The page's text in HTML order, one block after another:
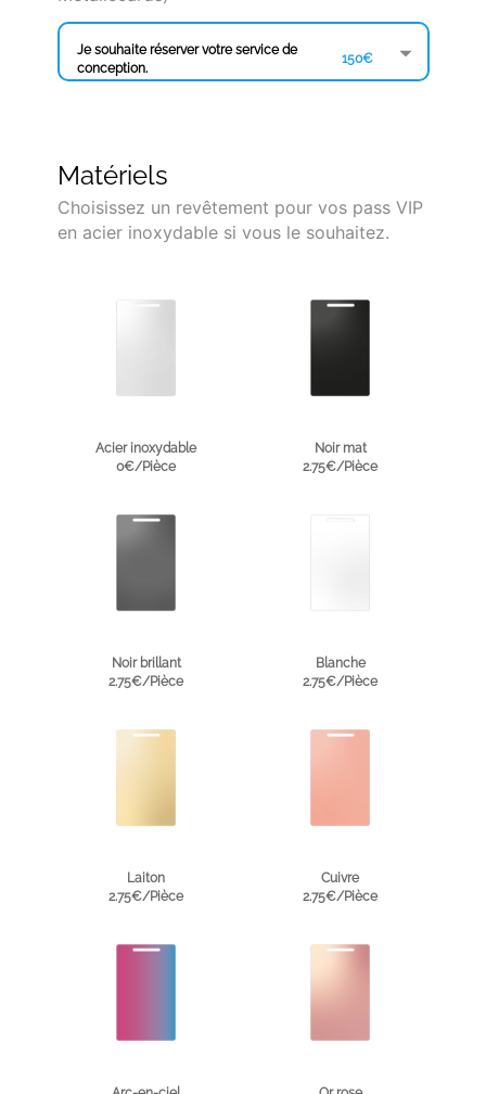
Je souhaite réserver votre service de
conception.
150€
Matériels
Choisissez un revêtement pour vos pass VIP
en acier inoxydable si vous le souhaitez.
Acier inoxydable
0€/Pièce
Noir mat
2.75€/Pièce
Noir brillant
2.75€/Pièce
Blanche
2.75€/Pièce
Laiton
2.75€/Pièce
Cuivre
2.75€/Pièce